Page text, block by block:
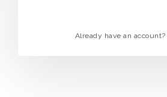
Already have an account?